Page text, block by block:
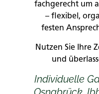
fachgerecht um
– flexibel,
festen
Nutzen Sie Ihre
und
Individuelle